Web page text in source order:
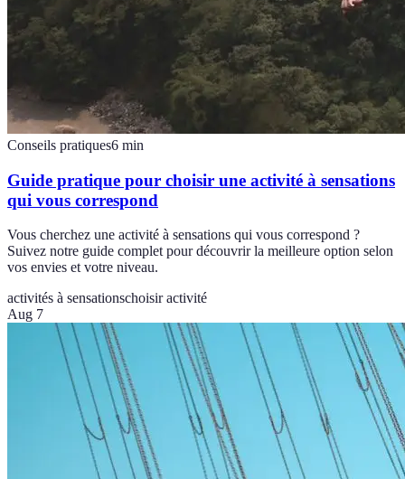
Conseils pratiques6 min
Guide pratique pour choisir une activité à sensations
qui vous correspond
Vous cherchez une activité à sensations qui vous correspond ?
Suivez notre guide complet pour découvrir la meilleure option selon
vos envies et votre niveau.
activités à sensationschoisir activité
Aug 7